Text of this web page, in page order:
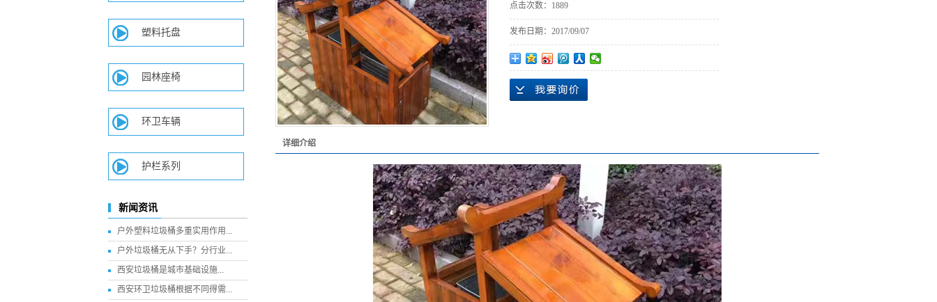
塑料托盘
园林座椅
环卫车辆
护栏系列
新闻资讯
户外塑料垃圾桶多重实用作用...
户外垃圾桶无从下手？分行业...
西安垃圾桶​是城市基础设施...
西安环卫垃圾桶根据不同得需...
点击次数： 1889
发布日期： 2017/09/07
详细介绍